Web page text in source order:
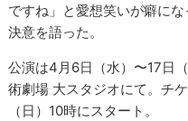
ですね」と愛想笑いが癖に
決意を語った。
公演は4月6日（水）〜17日
術劇場 大スタジオにて。チ
（日）10時にスタート。